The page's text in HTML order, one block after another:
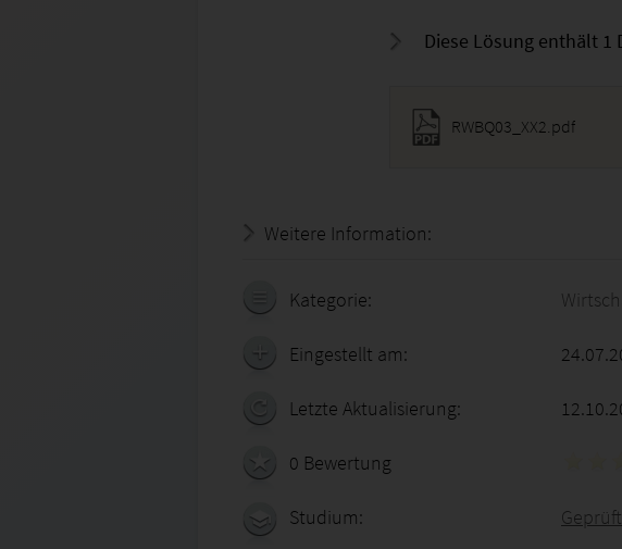
Diese Lösung enthält 1
RWBQ03_XX2.pdf
Weitere Information:
Kategorie:
Eingestellt am:
Letzte Aktualisierung:
0 Bewertung
Studium: